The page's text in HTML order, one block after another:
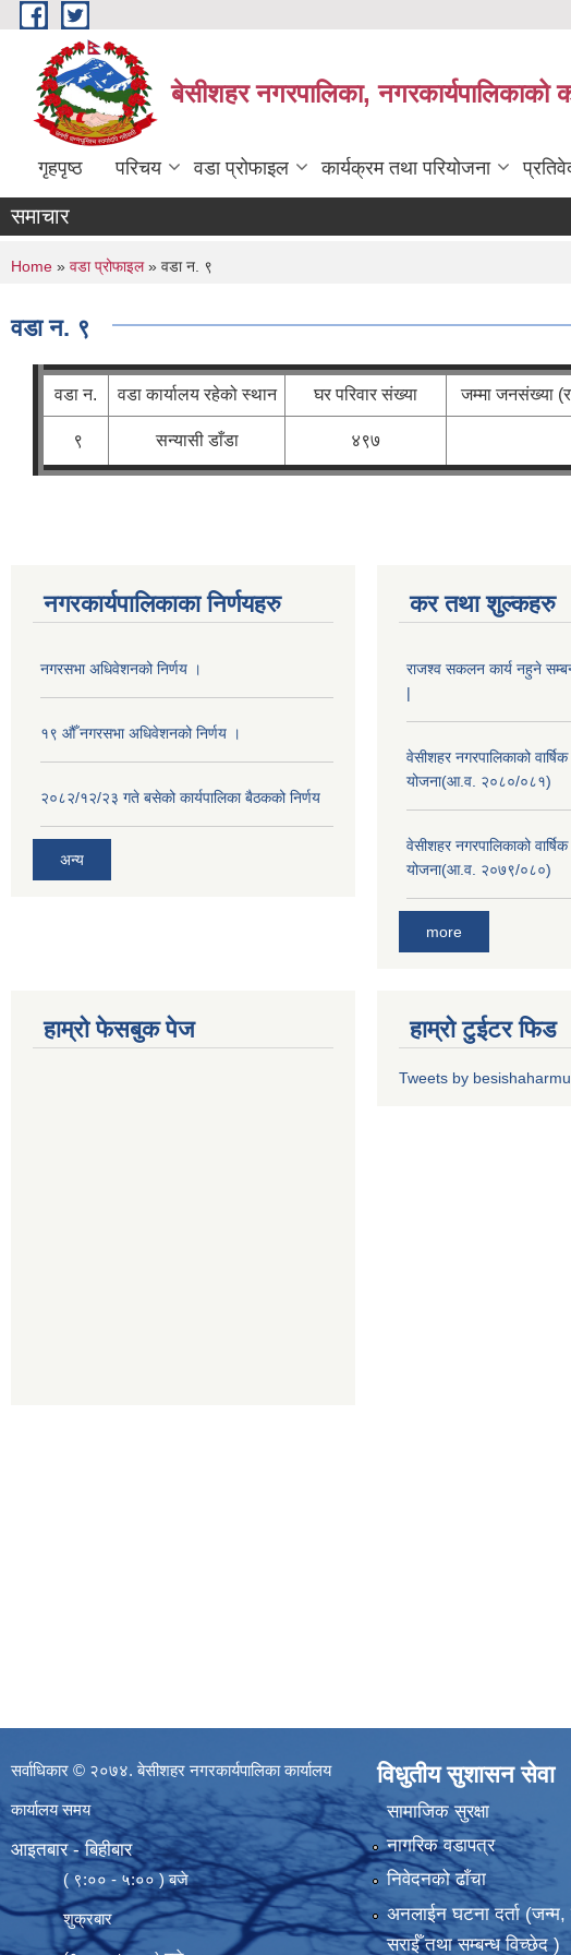
Skip to main content
बेसीशहर नगरपालिका, नगरकार्यपालिकाको
गृहपृष्ठ परिचय वडा प्रोफाइल कार्यक्रम तथा परियोजना
समाचार
You are here
Home » वडा प्रोफाइल» वडा न. ९
वडा न. ९
वडा न. वडा कार्यालय रहेको स्थान घर परिवार संख्या जम्मा जनसंख्या
९ सन्यासी डाँडा ४९७
नगरकार्यपालिकाका निर्णयहरु
नगरसभा अधिवेशनको निर्णय ।
१९ औँ नगरसभा अधिवेशनको निर्णय ।
२०८२/१२/२३ गते बसेको कार्यपालिका बैठकको निर्णय
अन्य
कर तथा शुल्कहरु
राजश्व सकलन कार्य नहुने
|
वेसीशहर नगरपालिकाको
योजना(आ.व. २०८०/०८१)
वेसीशहर नगरपालिकाको
योजना(आ.व. २०७९/०८०)
more
हाम्रो फेसबुक पेज हाम्रो टुईटर फिड
Tweets by
सर्वाधिकार © २०७४. बेसीशहर नगरकार्यपालिका कार्यालय
कार्यालय समय
आइतबार - बिहीबार
( ९:०० - ५:०० ) बजे
शुक्रबार
विधुतीय सुशासन सेवा
सामाजिक सुरक्षा
नागरिक वडापत्र
निवेदनको ढाँचा
अनलाईन घटना दर्ता (जन्म,
सराईँ तथा सम्बन्ध विच्छेद )